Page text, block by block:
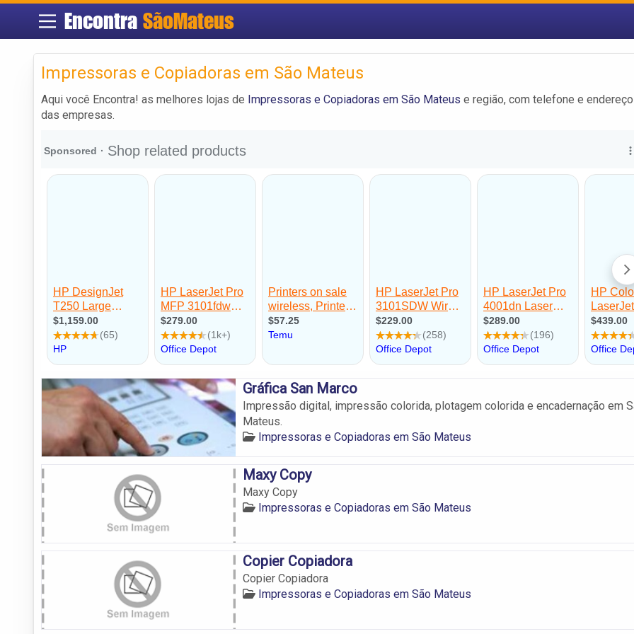
Encontra SãoMateus
Impressoras e Copiadoras em São Mateus
Aqui você Encontra! as melhores lojas de Impressoras e Copiadoras em São Mateus e região, com telefone e endereço
das empresas.
Gráfica San Marco
Impressão digital, impressão colorida, plotagem colorida e encadernação em
Mateus.
Impressoras e Copiadoras em São Mateus
Maxy Copy
Maxy Copy
Impressoras e Copiadoras em São Mateus
Copier Copiadora
Copier Copiadora
Impressoras e Copiadoras em São Mateus